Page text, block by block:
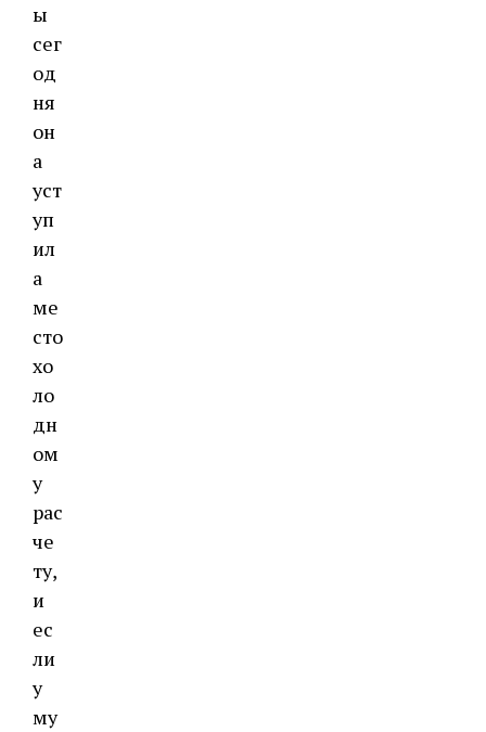
ы
сег
од
ня
он
а
уст
уп
ил
а
ме
сто
хо
ло
дн
ом
у
рас
че
ту,
и
ес
ли
у
му